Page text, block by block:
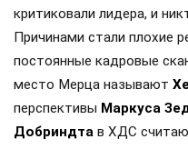
критиковали лидера, и
Причинами стали плохие
постоянные кадровые
место Мерца называют
перспективы Маркуса
Добриндта в ХДС